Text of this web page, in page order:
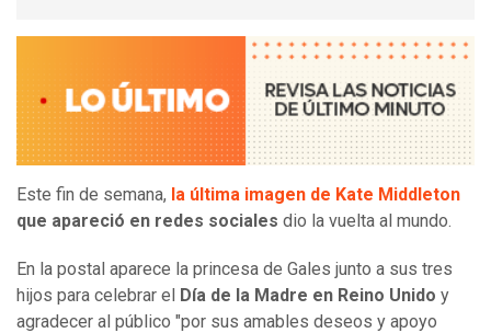
Este fin de semana, la última imagen de Kate Middleton
que apareció en redes sociales dio la vuelta al mundo.
En la postal aparece la princesa de Gales junto a sus tres
hijos para celebrar el Día de la Madre en Reino Unido y
agradecer al público "por sus amables deseos y apoyo